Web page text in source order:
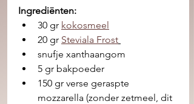
Ingrediënten:
30 gr kokosmeel
20 gr Steviala Frost
snufje xanthaangom
5 gr bakpoeder
150 gr verse geraspte
mozzarella (zonder zetmeel, dit